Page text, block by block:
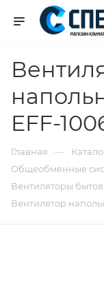
EFF-
Главная —
Общеобменные
Вентиляторы
Вентилятор